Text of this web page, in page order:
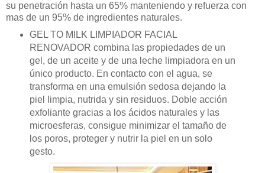
su penetración hasta un 65% manteniendo y refuerza con
mas de un 95% de ingredientes naturales.
GEL TO MILK LIMPIADOR FACIAL
RENOVADOR combina las propiedades de un
gel, de un aceite y de una leche limpiadora en un
único producto. En contacto con el agua, se
transforma en una emulsión sedosa dejando la
piel limpia, nutrida y sin residuos. Doble acción
exfoliante gracias a los ácidos naturales y las
microesferas, consigue minimizar el tamaño de
los poros, proteger y nutrir la piel en un solo
gesto.